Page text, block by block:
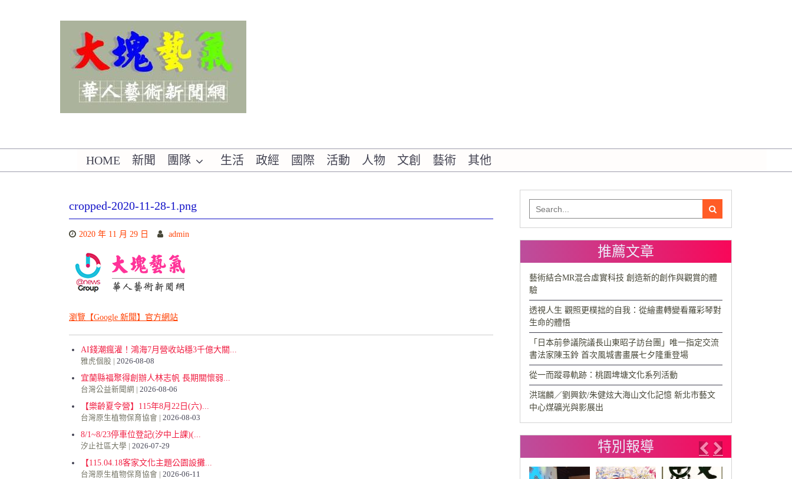
HOME 新聞 團隊 生活 政經 國際 活動 人物 文創 藝術 其他
cropped-2020-11-28-1.png
2020 年 11 月 29 日 admin
瀏覽【Google 新聞】官方網站
AI錢潮瘋灌！鴻海7月營收站穩3千億大關...
雅虎個股 2026-08-08
宜蘭縣福聚得創辦人林志帆 長期關懷弱...
台灣公益新聞網 2026-08-06
【樂齡夏令營】115年8月22日(六)...
台灣原生植物保育協會 2026-08-03
8/1~8/23停車位登記(汐中上課)(...
汐止社區大學 2026-07-29
【115.04.18客家文化主題公園設攤...
台灣原生植物保育協會 2026-06-11
Search
推薦文章
藝術結合MR混合虛實科技 創造新的創作與觀賞的體
驗
透視人生 觀照更樸拙的自我：從繪畫轉變看羅彩琴對
生命的體悟
「日本前參議院議長山東昭子訪台團」唯一指定交流
書法家陳玉鈴 首次風城書畫展七夕隆重登場
從一而蹤尋軌跡：桃園埤塘文化系列活動
洪瑞麟／劉興欽/朱健炫大海山文化記憶 新北市藝文
中心煤礦光與影展出
特別報導
Previous
Next